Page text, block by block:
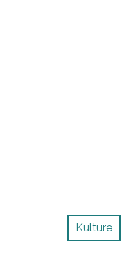
Kulture